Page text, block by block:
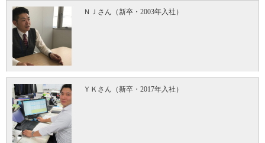
ＮＪさん（新卒・2003年入社）
ＹＫさん（新卒・2017年入社）